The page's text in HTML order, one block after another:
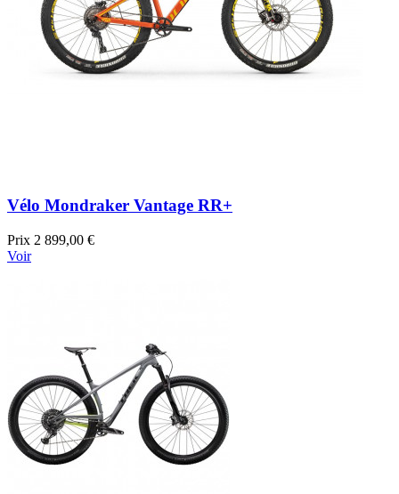
Vélo Mondraker Vantage RR+
Prix 2 899,00 €
Voir